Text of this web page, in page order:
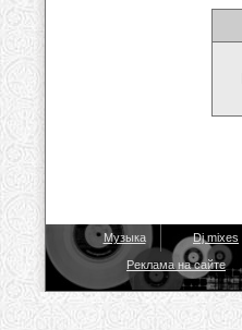
Музыка Dj mixes
Реклама на сайте